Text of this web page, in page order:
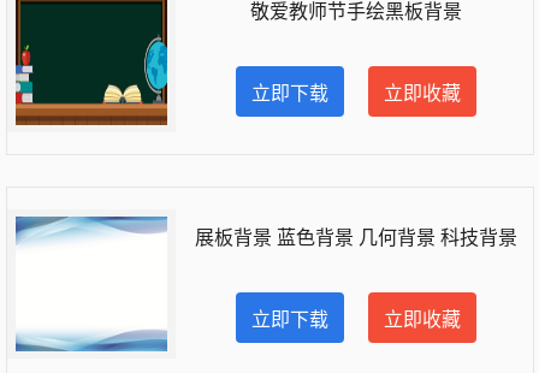
敬爱教师节手绘黑板背景
立即下载 立即收藏
展板背景 蓝色背景 几何背景 科技背景
立即下载 立即收藏